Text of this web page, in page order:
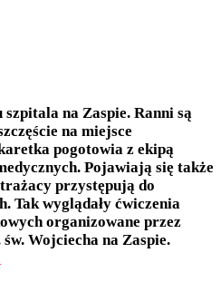
na Zaspie. Ranni są
na miejsce
pogotowia z ekipą
Pojawiają się także
przystępują do
Tak wyglądały ćwiczenia
organizowane przez
Wojciecha na Zaspie.